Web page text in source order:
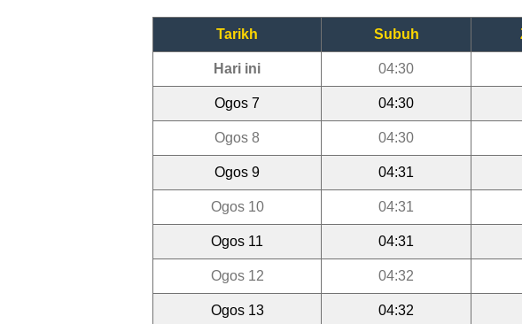
Tarikh Subuh
Hari ini 04:30
Ogos 7 04:30
Ogos 8 04:30
Ogos 9 04:31
Ogos 10 04:31
Ogos 11 04:31
Ogos 12 04:32
Ogos 13 04:32